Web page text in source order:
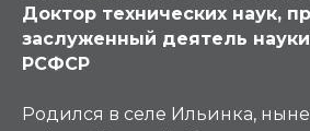
Доктор технических наук,
заслуженный деятель
РСФСР
Родился в селе Ильинка,